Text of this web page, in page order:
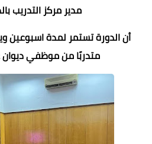
مدير مركز التدريب
متدربًا من موظفي ديوان